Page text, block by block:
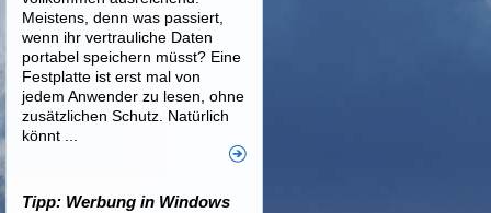
Meistens, denn was passiert,
wenn ihr vertrauliche Daten
portabel speichern müsst? Eine
Festplatte ist erst mal von
jedem Anwender zu lesen, ohne
zusätzlichen Schutz. Natürlich
könnt ...
Tipp: Werbung in Windows